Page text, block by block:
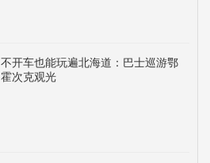
不开车也能玩遍北海道：巴士巡游鄂
霍次克观光